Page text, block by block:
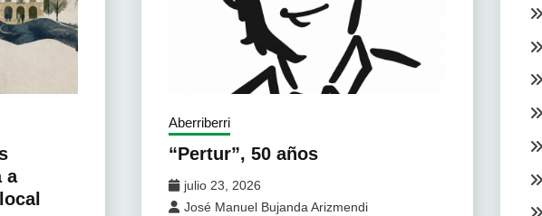
a
Aberriberri
“Pertur”, 50 años
julio 23, 2026
José Manuel Bujanda Arizmendi